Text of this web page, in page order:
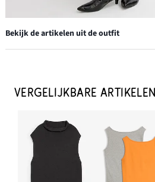
Bekijk de artikelen uit de outfit
€ 11,99
Laarzen
IN WINKELMANDJE
VERGELIJKBARE ARTIKELEN